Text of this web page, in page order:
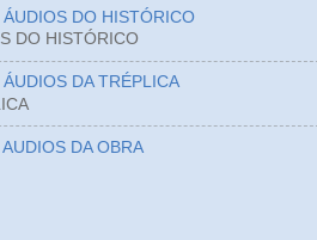
ÁUDIOS DO HISTÓRICO
DO
ÁUDIOS DA TRÉPLICA
AUDIOS DA OBRA